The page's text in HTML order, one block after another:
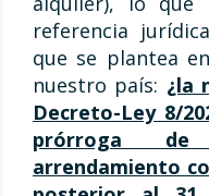
referencia
que se plantea
nuestro país: ¿la
Decreto-Ley 8/
prórroga
arrendamiento